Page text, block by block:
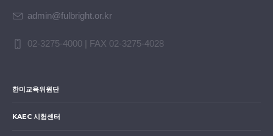
admin@fulbright.or.kr
02-3275-4000 | FAX 02-3275-4028
한미교육위원단
KAEC 시험센터